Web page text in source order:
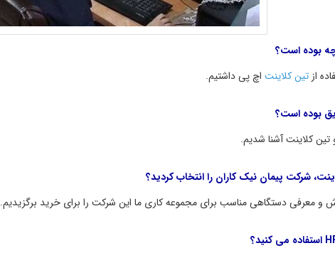
چه بوده است؟
از تین کلاینت اچ پی داشتیم.
بوده است؟
تین کلاینت آشنا شدیم.
شرکت پیمان نیک کاران را انتخاب کردید؟
معرفی دستگاهی مناسب برای مجموعه کاری ما این شرکت را برای خرید برگزیدیم.